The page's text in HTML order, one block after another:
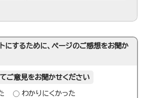
にするために、ページのご感想をお聞か
ご意見をお聞かせください
わかりにくかった